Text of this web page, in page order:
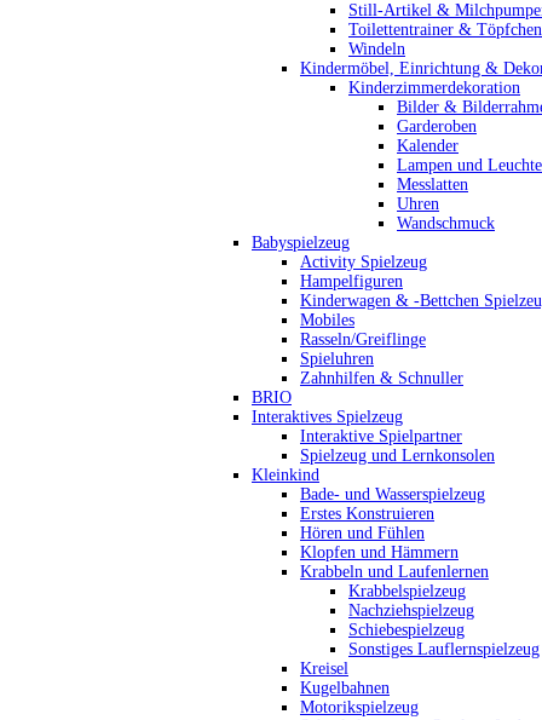
Still-Artikel &
Toilettentrainer & Töpfchen
Windeln
Kindermöbel, Einrichtung &
Kinderzimmerdekoration
Bilder &
Garderoben
Kalender
Lampen und
Messlatten
Uhren
Wandschmuck
Babyspielzeug
Activity Spielzeug
Hampelfiguren
Kinderwagen & -Bettchen
Mobiles
Rasseln/Greiflinge
Spieluhren
Zahnhilfen & Schnuller
BRIO
Interaktives Spielzeug
Interaktive Spielpartner
Spielzeug und Lernkonsolen
Kleinkind
Bade- und Wasserspielzeug
Erstes Konstruieren
Hören und Fühlen
Klopfen und Hämmern
Krabbeln und Laufenlernen
Krabbelspielzeug
Nachziehspielzeug
Schiebespielzeug
Sonstiges Lauflernspielzeug
Kreisel
Kugelbahnen
Motorikspielzeug